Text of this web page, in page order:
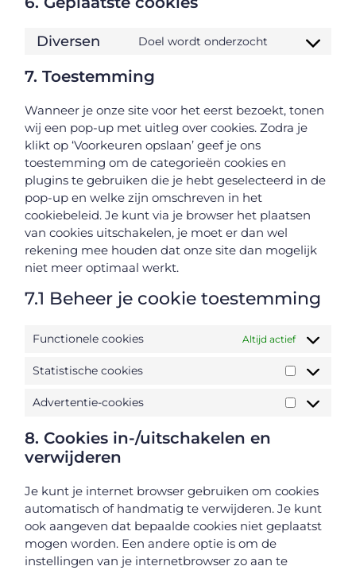
Diversen Doel wordt onderzocht
7. Toestemming
Wanneer je onze site voor het eerst bezoekt, tonen
wij een pop-up met uitleg over cookies. Zodra je
klikt op ‘Voorkeuren opslaan’ geef je ons
toestemming om de categorieën cookies en
plugins te gebruiken die je hebt geselecteerd in de
pop-up en welke zijn omschreven in het
cookiebeleid. Je kunt via je browser het plaatsen
van cookies uitschakelen, je moet er dan wel
rekening mee houden dat onze site dan mogelijk
niet meer optimaal werkt.
7.1 Beheer je cookie toestemming
Functionele cookies Altijd actief
Statistische cookies
Advertentie-cookies
8. Cookies in-/uitschakelen en
verwijderen
Je kunt je internet browser gebruiken om cookies
automatisch of handmatig te verwijderen. Je kunt
ook aangeven dat bepaalde cookies niet geplaatst
mogen worden. Een andere optie is om de
instellingen van je internetbrowser zo aan te